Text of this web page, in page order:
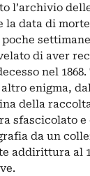
l’archivio
la data di
di aver
nel
enigma,
della
sfascicolato e
da un
addirittura al